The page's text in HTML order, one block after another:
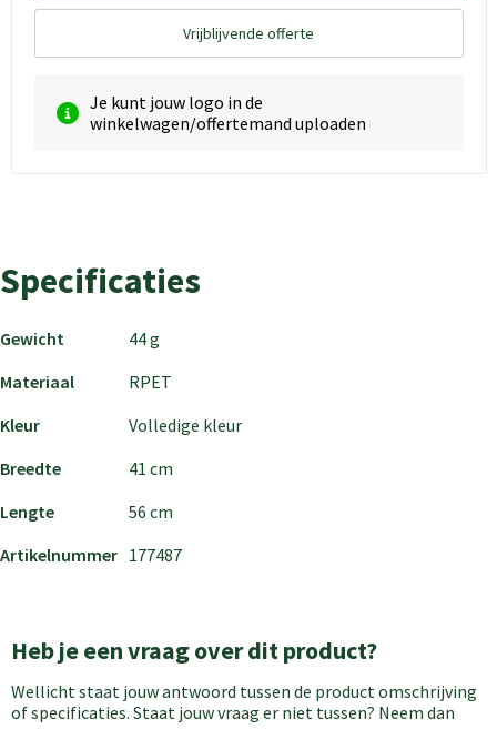
Vrijblijvende offerte
Je kunt jouw logo in de
winkelwagen/offertemand uploaden
Specificaties
Gewicht
44 g
Materiaal
RPET
Kleur
Volledige kleur
Breedte
41 cm
Lengte
56 cm
Artikelnummer 177487
Heb je een vraag over dit product?
Wellicht staat jouw antwoord tussen de product omschrijving
of specificaties. Staat jouw vraag er niet tussen? Neem dan